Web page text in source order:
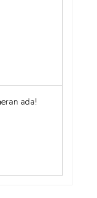
ada!